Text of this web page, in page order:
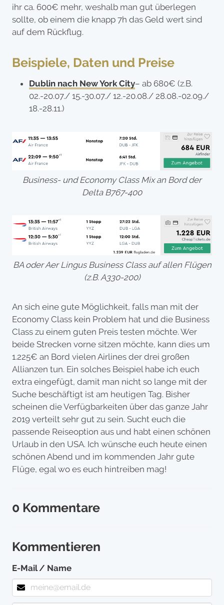
ihr ca. 600€ mehr, weshalb man gut überlegen
sollte, ob einem die knapp 7h das Geld wert sind
auf dem Rückflug.
Beispiele, Daten und Preise
Dublin nach New York City– ab 680€ (z.B.
02.-20.07./ 15.-30.07./ 12.-20.08./ 28.08.-02.09./
18.-28.11.)
Business- und Economy Class Mix an Bord der
Delta B767-400
BA oder Aer Lingus Business Class auf allen Flügen
(z.B. A330-200)
An sich eine gute Möglichkeit, falls man mit der
Economy Class kein Problem hat und die Business
Class zu einem guten Preis testen möchte. Wer
beide Strecken vorne sitzen möchte, kann dies um
1.225€ an Bord vielen Airlines der drei großen
Allianzen tun. Ein solches Beispiel habe ich euch
extra eingefügt, damit man nicht so lange mit der
Suche beschäftigt ist am heutigen Tag. Bisher
scheinen die Verfügbarkeiten über das ganze Jahr
2019 verteilt sehr gut zu sein. Sucht euch die
passende Reiseoption aus und habt einen schönen
Urlaub in den USA. Ich wünsche euch heute einen
schönen Abend und im kommenden Jahr gute
Flüge, egal wo es euch hintreiben mag!
0 Kommentare
Kommentieren
E-Mail / Name